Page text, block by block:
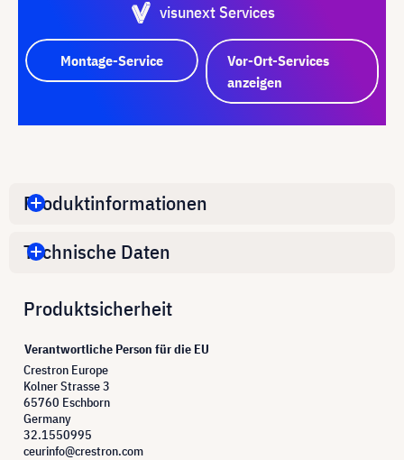
visunext Services
Montage-Service
Vor-Ort-Services
anzeigen
Produktinformationen
Technische Daten
Produktsicherheit
Verantwortliche Person für die EU
Crestron Europe
Kolner Strasse 3
65760 Eschborn
Germany
32.1550995
ceurinfo@crestron.com